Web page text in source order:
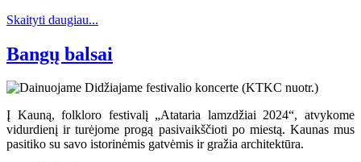
Skaityti daugiau...
Bangų balsai
Į Kauną, folkloro festivalį „Atataria lamzdžiai 2024“, atvykome
vidurdienį ir turėjome progą pasivaikščioti po miestą. Kaunas mus
pasitiko su savo istorinėmis gatvėmis ir gražia architektūra.